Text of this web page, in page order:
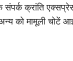
क्रांति
को मामूली चोटें